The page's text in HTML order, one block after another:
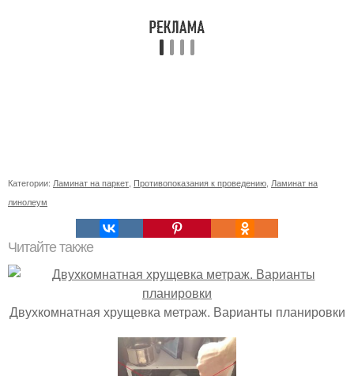
Категории: Ламинат на паркет Противопоказания к проведению Ламинат на
линолеум
Читайте также
Двухкомнатная хрущевка метраж. Варианты планировки